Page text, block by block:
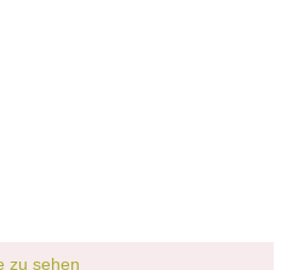
zu sehen